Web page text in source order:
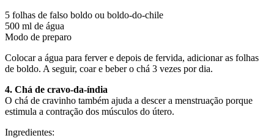
5 folhas de falso boldo ou boldo-do-chile
500 ml de água
Modo de preparo
Colocar a água para ferver e depois de fervida, adicionar as folhas
de boldo. A seguir, coar e beber o chá 3 vezes por dia.
4. Chá de cravo-da-índia
O chá de cravinho também ajuda a descer a menstruação porque
estimula a contração dos músculos do útero.
Ingredientes: